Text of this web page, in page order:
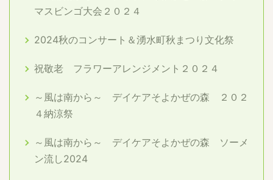
マスビンゴ大会２０２４
2024秋のコンサート＆湧水町秋まつり文化祭
祝敬老 フラワーアレンジメント２０２４
～風は南から～ デイケアそよかぜの森 ２０２
４納涼祭
～風は南から～ デイケアそよかぜの森 ソーメ
ン流し2024